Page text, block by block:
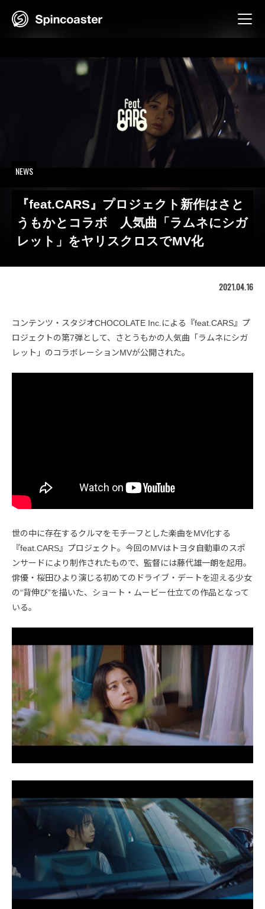
NEWS
『feat.CARS』プロジェクト新作はさと
うもかとコラボ 人気曲「ラムネにシガ
レット」をヤリスクロスでMV化
2021.04.16
コンテンツ・スタジオCHOCOLATE Inc.による『feat.CARS』プ
ロジェクトの第7弾として、さとうもかの人気曲「ラムネにシガ
レット」のコラボレーションMVが公開された。
世の中に存在するクルマをモチーフとした楽曲をMV化する
『feat.CARS』プロジェクト。今回のMVはトヨタ自動車のスポ
ンサードにより制作されたもので、監督には藤代雄一朗を起用。
俳優・桜田ひより演じる初めてのドライブ・デートを迎える少女
の“背伸び”を描いた、ショート・ムービー仕立ての作品となって
いる。